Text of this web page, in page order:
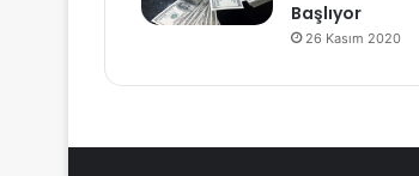
Başlıyor
26 Kasım 2020